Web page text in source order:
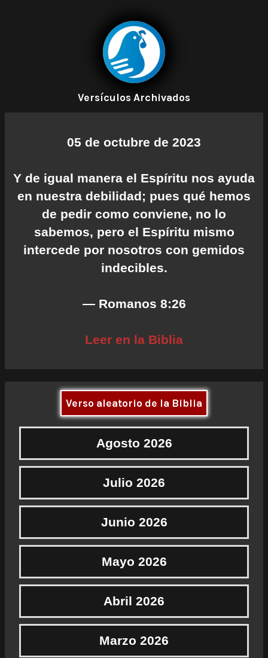
Versículos Archivados
05 de octubre de 2023
Y de igual manera el Espíritu nos ayuda
en nuestra debilidad; pues qué hemos
de pedir como conviene, no lo
sabemos, pero el Espíritu mismo
intercede por nosotros con gemidos
indecibles.
— Romanos 8:26
Leer en la Biblia
Verso aleatorio de la Biblia
Agosto 2026
Julio 2026
Junio 2026
Mayo 2026
Abril 2026
Marzo 2026